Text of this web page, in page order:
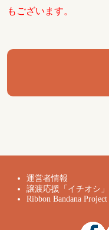
もございます。
運営者情報
譲渡応援「イチオシ」
Ribbon Bandana Project